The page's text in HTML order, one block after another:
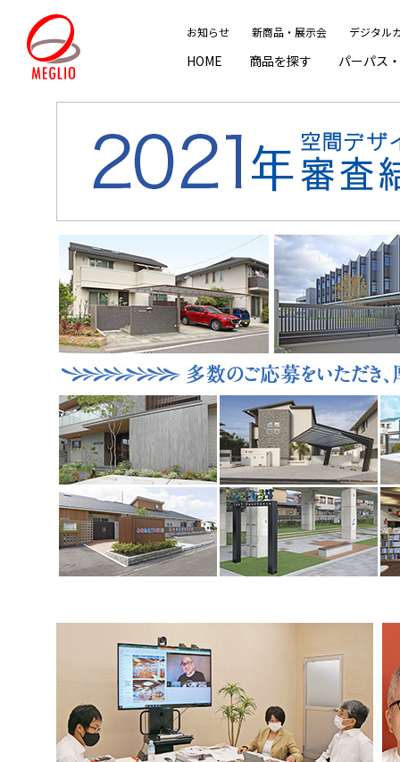
お知らせ 新商品・展示会 デジタル
HOME 商品を探す
商品を探すINDEX
門
公
パーパス
パーパス・ブランド「MEGLIO」 エ
施工作品集 施
おすすめ情報INDEX ピ
サポート情報INDEX
メ